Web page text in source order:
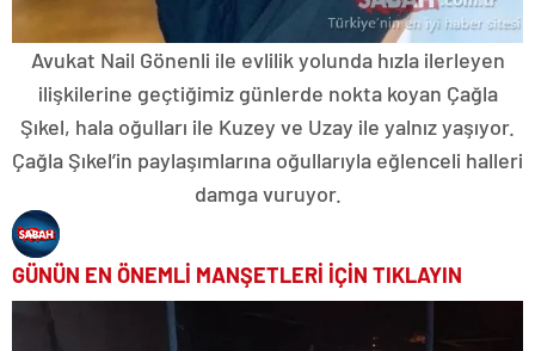
Avukat Nail Gönenli ile evlilik yolunda hızla ilerleyen
ilişkilerine geçtiğimiz günlerde nokta koyan Çağla
Şıkel, hala oğulları ile Kuzey ve Uzay ile yalnız yaşıyor.
Çağla Şıkel’in paylaşımlarına oğullarıyla eğlenceli halleri
damga vuruyor.
GÜNÜN EN ÖNEMLİ MANŞETLERİ İÇİN TIKLAYIN